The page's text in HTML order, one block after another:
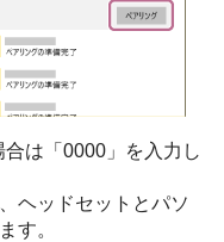
は「0000」を入力し
ヘッドセットとパソ
す。